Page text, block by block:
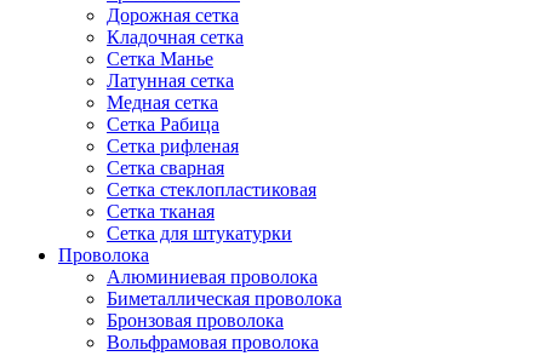
Дорожная сетка
Кладочная сетка
Сетка Манье
Латунная сетка
Медная сетка
Сетка Рабица
Сетка рифленая
Сетка сварная
Сетка стеклопластиковая
Сетка тканая
Сетка для штукатурки
Проволока
Алюминиевая проволока
Биметаллическая проволока
Бронзовая проволока
Вольфрамовая проволока